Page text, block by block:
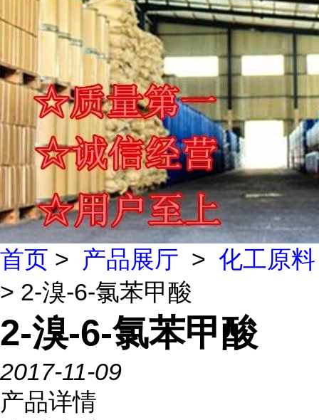
首页 > 产品展厅 > 化工原料
> 2-溴-6-氯苯甲酸
2-溴-6-氯苯甲酸
2017-11-09
产品详情